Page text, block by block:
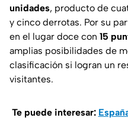
unidades, producto de
y cinco derrotas. Por su
en el lugar doce con 15
amplias posibilidades de
clasificación si logran un
visitantes.
Te puede interesar: